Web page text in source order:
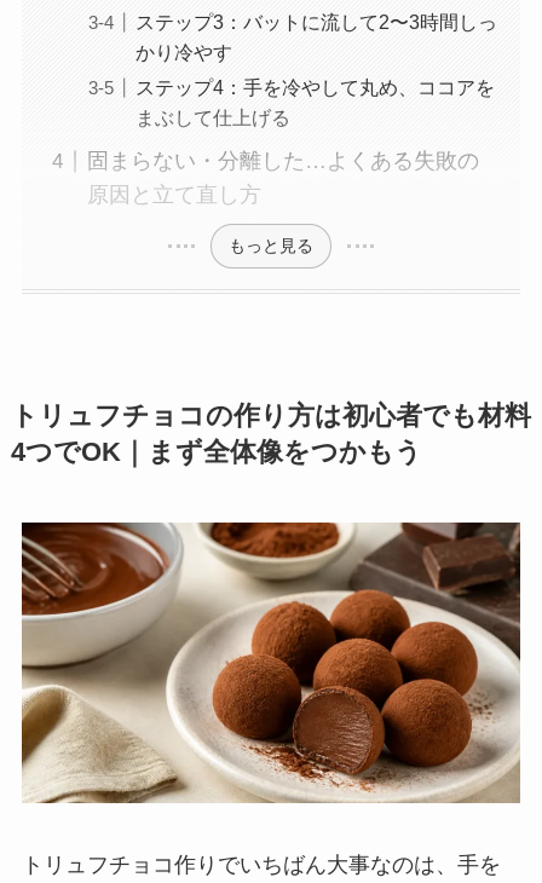
ステップ3：バットに流して2〜3時間しっ
かり冷やす
ステップ4：手を冷やして丸め、ココアを
まぶして仕上げる
固まらない・分離した…よくある失敗の
原因と立て直し方
もっと見る
トリュフチョコの作り方は初心者でも材料
4つでOK｜まず全体像をつかもう
トリュフチョコ作りでいちばん大事なのは、手を